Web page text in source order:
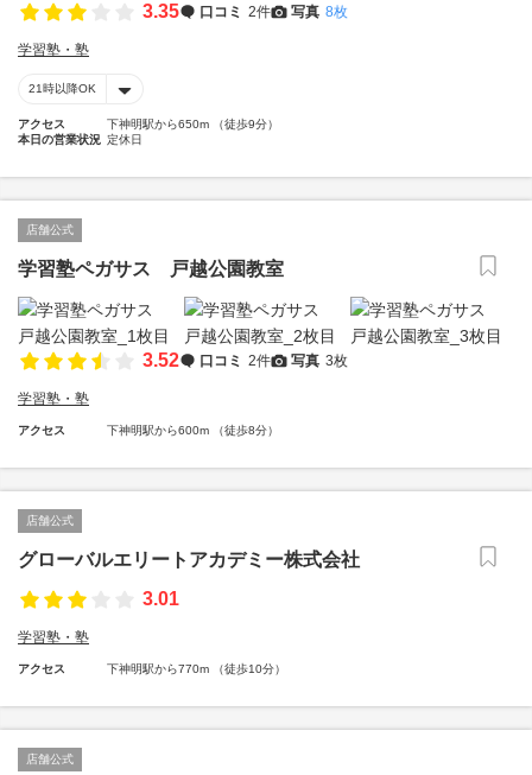
3.35 口コミ 2件 写真 8枚
学習塾・塾
21時以降OK
アクセス
下神明駅から650m （徒歩9分）
本日の営業状況 定休日
店舗公式
学習塾ペガサス 戸越公園教室
3.52 口コミ 2件 写真 3枚
学習塾・塾
アクセス 下神明駅から600m （徒歩8分）
店舗公式
グローバルエリートアカデミー株式会社
3.01
学習塾・塾
アクセス 下神明駅から770m （徒歩10分）
店舗公式